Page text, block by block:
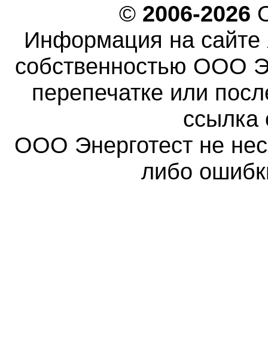
© 2006-2026
Информация на сайте
собственностью ООО
перепечатке или
ссылка
ООО Энерготест не
либо